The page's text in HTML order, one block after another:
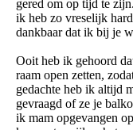
gered om op tijd te
ik heb zo vreselijk
dankbaar dat ik bij je
Ooit heb ik gehoord
raam open zetten,
gedachte heb ik altijd
gevraagd of ze je
ik mam opgevangen